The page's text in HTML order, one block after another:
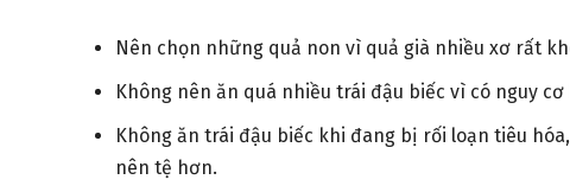
Nên chọn những quả non vì quả già nhiều xơ rất
Không nên ăn quá nhiều trái đậu biếc vì có nguy
Không ăn trái đậu biếc khi đang bị rối loạn tiêu
nên tệ hơn.